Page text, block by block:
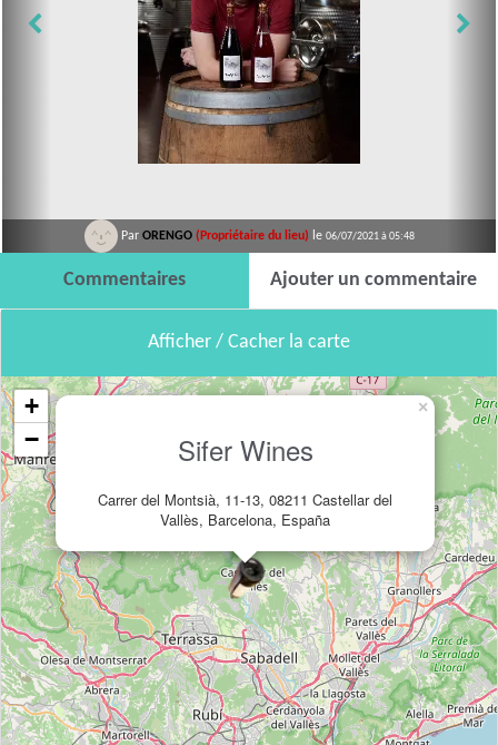
Par ORENGO (Propriétaire du lieu) le 06/07/2021 à 05:48
Commentaires Ajouter un commentaire
Afficher / Cacher la carte
Sifer Wines
Carrer del Montsià, 11-13, 08211 Castellar del
Vallès, Barcelona, España
×
+
−